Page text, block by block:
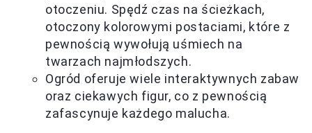
otoczeniu. Spędź czas na ścieżkach,
otoczony kolorowymi postaciami, które z
pewnością wywołują uśmiech na
twarzach najmłodszych.
Ogród oferuje wiele interaktywnych zabaw
oraz ciekawych figur, co z pewnością
zafascynuje każdego malucha.